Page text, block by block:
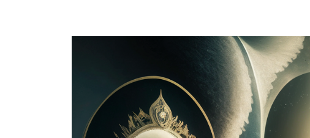
Navigation des images